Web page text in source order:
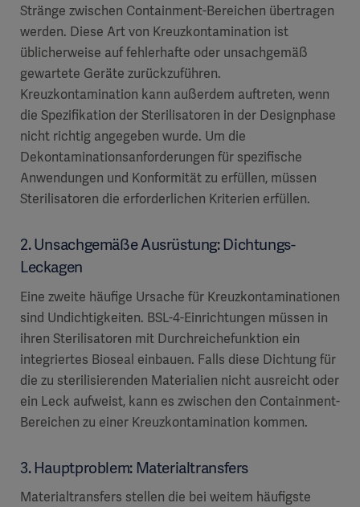
Stränge zwischen Containment-Bereichen übertragen
werden. Diese Art von Kreuzkontamination ist
üblicherweise auf fehlerhafte oder unsachgemäß
gewartete Geräte zurückzuführen.
Kreuzkontamination kann außerdem auftreten, wenn
die Spezifikation der Sterilisatoren in der Designphase
nicht richtig angegeben wurde. Um die
Dekontaminationsanforderungen für spezifische
Anwendungen und Konformität zu erfüllen, müssen
Sterilisatoren die erforderlichen Kriterien erfüllen.
2. Unsachgemäße Ausrüstung: Dichtungs-
Leckagen
Eine zweite häufige Ursache für Kreuzkontaminationen
sind Undichtigkeiten. BSL-4-Einrichtungen müssen in
ihren Sterilisatoren mit Durchreichefunktion ein
integriertes Bioseal einbauen. Falls diese Dichtung für
die zu sterilisierenden Materialien nicht ausreicht oder
ein Leck aufweist, kann es zwischen den Containment-
Bereichen zu einer Kreuzkontamination kommen.
3. Hauptproblem: Materialtransfers
Materialtransfers stellen die bei weitem häufigste